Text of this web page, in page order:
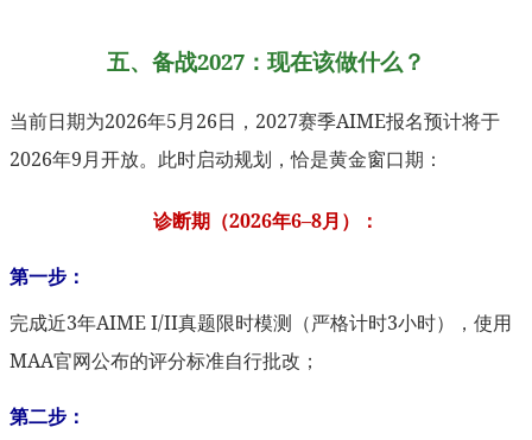
五、备战2027：现在该做什么？
当前日期为2026年5月26日，2027赛季AIME报名预计将于
2026年9月开放。此时启动规划，恰是黄金窗口期：
诊断期（2026年6–8月）：
第一步：
完成近3年AIME I/II真题限时模测（严格计时3小时），使用
MAA官网公布的评分标准自行批改；
第二步：